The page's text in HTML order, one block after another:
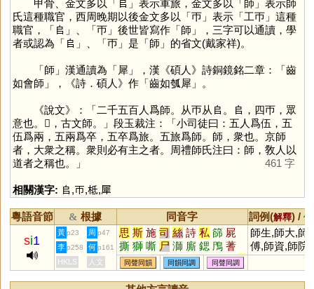
甲骨、金文多以「 𠂤 」表示軍旅，金文多以「師」表示師
氏這種職官，西周晚期以後金文多以「帀」表示「工帀」這種
職官，「 𠂤 」、「帀」後世皆寫作「師」，三字可以通讀，學
者或認為「 𠂤 」、「帀」是「師」的省文(戴家祥)。
「師」漢通讀為「犀」，漢《碩人》詩銅鏡銘二章：「齒
如會師」，《詩．碩人》作「齒如瓠犀」。
《說文》：「二千五百人爲師。从帀从𠂤。𠂤，四帀，眾
意也。𠦵，古文師。」段玉裁注：「小司徒曰：五人爲伍，五
伍爲兩，五兩爲卒，五卒爲旅。五旅爲師。師，衆也。京師
者，大衆之稱。衆則必有主之者。周禮師氏注曰：師，敎人以
道者之稱也。」
461 字
相關漢字: 𠂤 ,帀,柢,犀
粵語音節 & 根據 同音字 詞例(解釋) /
si1
黃 p23 周 p47 思 斯 施 司 絲 詩 私 篩 屍
撕 獅 嘶 尸 溮 廝 鍶 鳲 蓍
颸 釃 澌 鉈 罳 鷥 絁 緦 鰤 𠱾
帀 恖 㕧 厶 𤔲 𠂤 湤 禠 泀 鸍
簁 襹 鼶 蟴 褷 螄 楒 榹 蕬
師生,師大,師
傅,師資,師院,
師父,師範
李 p258 何 p161
HKLS 人文 同聲同韻 同韻同調 同聲同調